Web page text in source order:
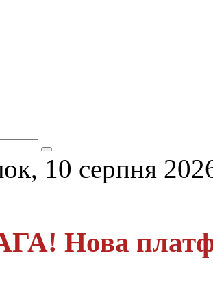
10 серпня
Нова